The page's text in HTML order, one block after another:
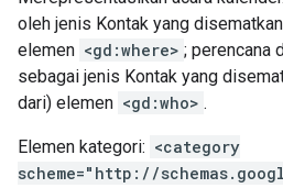
oleh jenis Kontak yang
elemen <gd:where> ; perencana
sebagai jenis Kontak yang
dari) elemen <gd:who> .
Elemen kategori: <category
scheme="http://